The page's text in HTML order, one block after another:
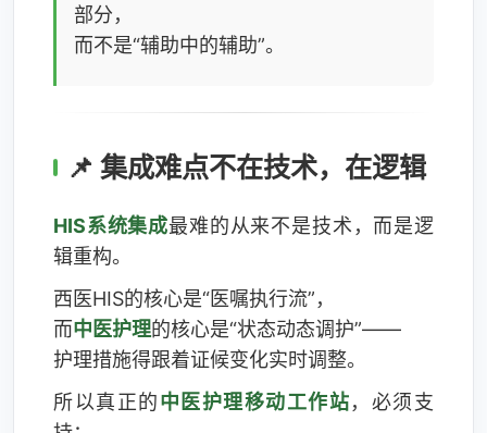
部分，
而不是“辅助中的辅助”。
📌 集成难点不在技术，在逻辑
HIS系统集成最难的从来不是技术，而是逻
辑重构。
西医HIS的核心是“医嘱执行流”，
而中医护理的核心是“状态动态调护”——
护理措施得跟着证候变化实时调整。
所以真正的中医护理移动工作站，必须支